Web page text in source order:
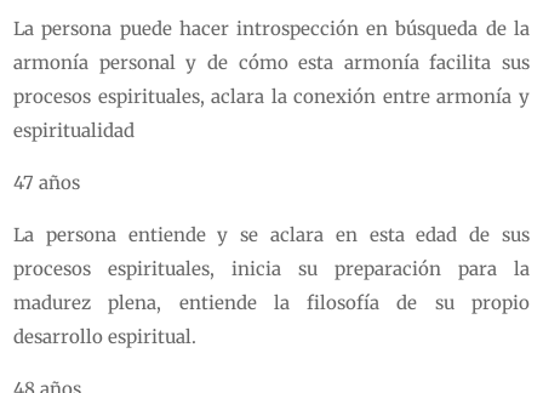
La persona puede hacer introspección en búsqueda de la
armonía personal y de cómo esta armonía facilita sus
procesos espirituales, aclara la conexión entre armonía y
espiritualidad
47 años
La persona entiende y se aclara en esta edad de sus
procesos espirituales, inicia su preparación para la
madurez plena, entiende la filosofía de su propio
desarrollo espiritual.